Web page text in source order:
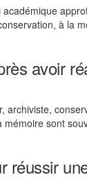
à la
avoir
archiviste,
sont
réussir